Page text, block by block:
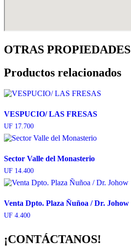
OTRAS PROPIEDADES
Productos relacionados
VESPUCIO/ LAS FRESAS
UF 17.700
Sector Valle del Monasterio
UF 14.400
Venta Dpto. Plaza Ñuñoa / Dr. Johow
UF 4.400
¡CONTÁCTANOS!